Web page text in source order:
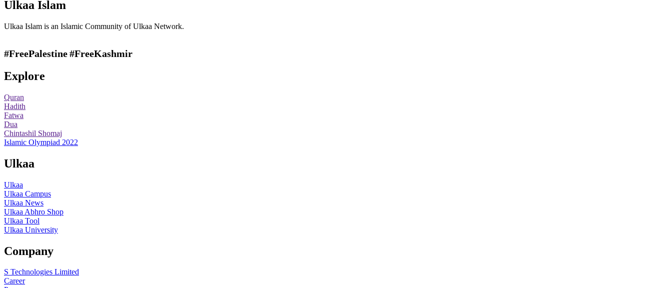
Ulkaa Islam
Ulkaa Islam is an Islamic Community of Ulkaa Network.
#FreePalestine#FreeKashmir
Explore
Quran
Hadith
Fatwa
Dua
Chintashil Shomaj
Islamic Olympiad 2022
Ulkaa
Ulkaa
Ulkaa Campus
Ulkaa News
Ulkaa Abhro Shop
Ulkaa Tool
Ulkaa University
Company
S Technologies Limited
Career